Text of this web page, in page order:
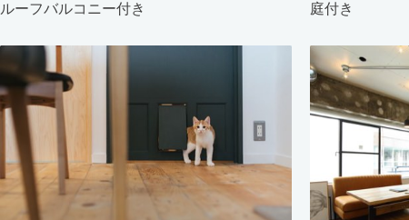
ルーフバルコニー付き 庭付き